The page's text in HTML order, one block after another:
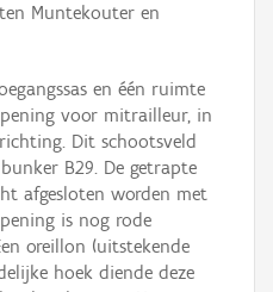
Muntekouter en
en één ruimte
voor mitrailleur, in
Dit schootsveld
B29. De getrapte
afgesloten worden met
is nog rode
oreillon (uitstekende
hoek diende deze